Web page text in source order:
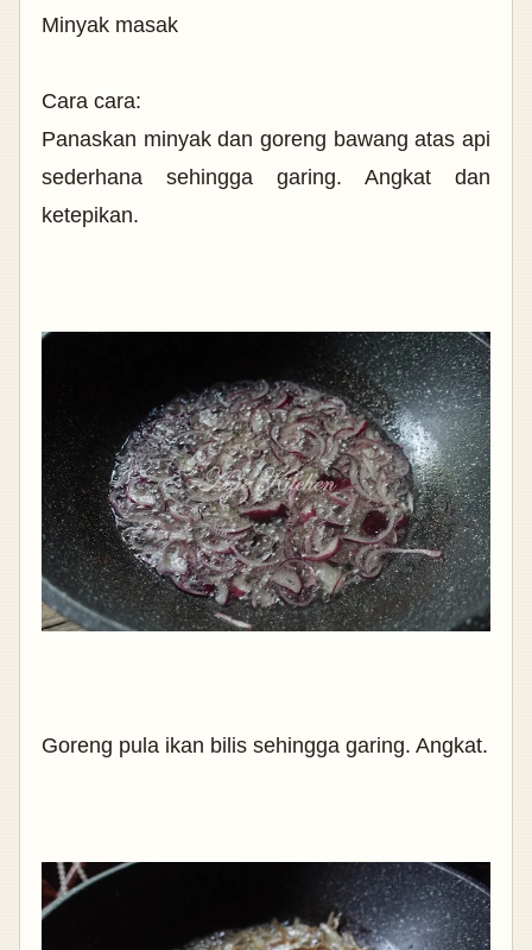
Minyak masak
Cara cara:
Panaskan minyak dan goreng bawang atas api
sederhana sehingga garing. Angkat dan
ketepikan.
Goreng pula ikan bilis sehingga garing. Angkat.